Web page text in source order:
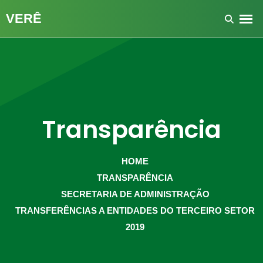
Transparência
HOME
TRANSPARÊNCIA
SECRETARIA DE ADMINISTRAÇÃO
TRANSFERÊNCIAS A ENTIDADES DO TERCEIRO SETOR
2019